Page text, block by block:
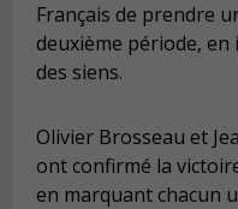
Français de prendre
deuxième période,
des siens.
Olivier Brosseau et
ont confirmé la
en marquant chacun